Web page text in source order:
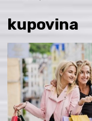
kupovina